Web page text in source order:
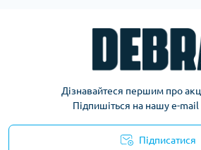
Дізнавайтеся першим про
Підпишіться на нашу e-mail
Підписатися